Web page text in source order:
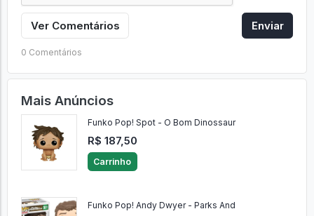
Ver Comentários Enviar
0 Comentários
Mais Anúncios
Funko Pop! Spot - O Bom Dinossaur
R$ 187,50
Carrinho
Funko Pop! Andy Dwyer - Parks And